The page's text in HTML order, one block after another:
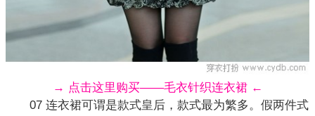
→ 点击这里购买——毛衣针织连衣裙 ←
07 连衣裙可谓是款式皇后，款式最为繁多。假两件式